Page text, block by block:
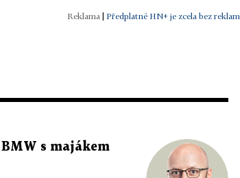
| Předplatné HN+ je zcela bez
s majákem